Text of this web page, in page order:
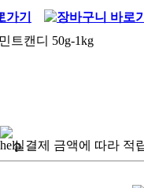
트캔디 50g-1kg
실결제 금액에 따라 적